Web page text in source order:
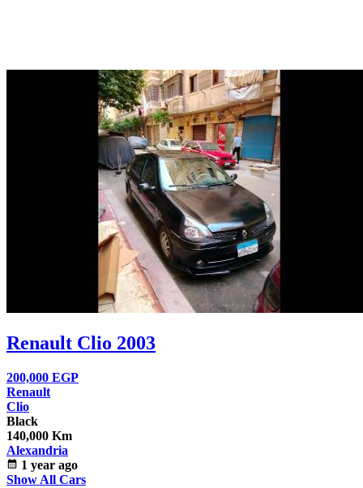
Renault Clio 2003
200,000 EGP
Renault
Clio
Black
140,000 Km
Alexandria
calendar_month 1 year ago
Show All Cars